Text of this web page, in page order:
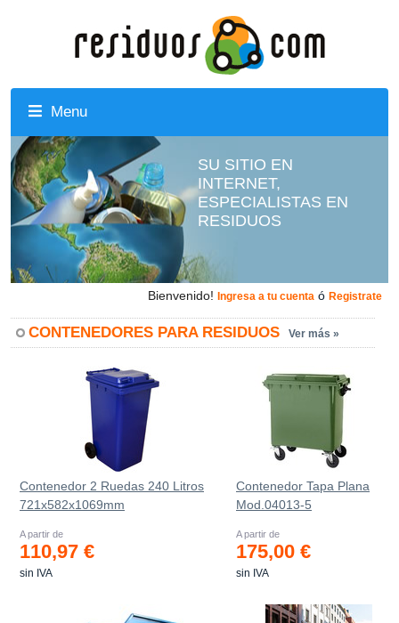
Menu
SU SITIO EN
INTERNET,
ESPECIALISTAS EN
RESIDUOS
Bienvenido! Ingresa a tu cuenta ó Registrate
CONTENEDORES PARA RESIDUOS Ver más »
Contenedor 2 Ruedas 240 Litros
721х582х1069mm
A partir de
110,97 €
sin IVA
Contenedor Tapa Plana
Mod.04013-5
A partir de
175,00 €
sin IVA